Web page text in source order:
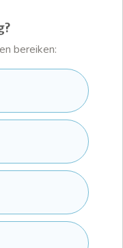
bereiken: